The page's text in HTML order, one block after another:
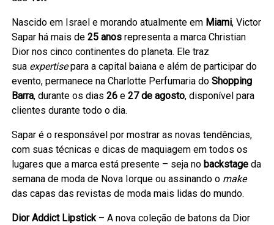
Nascido em Israel e morando atualmente em Miami, Victor
Sapar há mais de25 anos representa a marca Christian
Dior nos cinco continentes do planeta. Ele traz
sua expertisepara a capital baiana e além de participar do
evento, permanece na Charlotte Perfumaria doShopping
Barra, durante os dias26 e27 de agosto, disponível para
clientes durante todo o dia.
Sapar é o responsável por mostrar as novas tendências,
com suas técnicas e dicas de maquiagem em todos os
lugares que a marca está presente – seja no backstage da
semana de moda de Nova Iorque ou assinando o make
das capas das revistas de moda mais lidas do mundo.
Dior Addict Lipstick– A nova coleção de batons da Dior